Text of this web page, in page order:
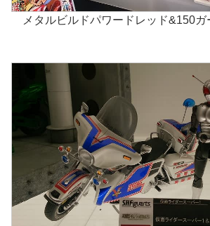
メタルビルドパワードレッド&150ガ